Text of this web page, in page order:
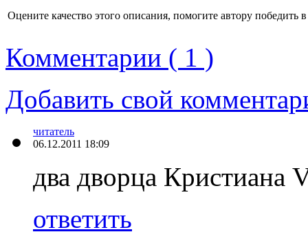
Оцените качество этого описания, помогите автору победить
Комментарии ( 1 )
Добавить свой
читатель
06.12.2011 18:09
два дворца Кристиана
ответить